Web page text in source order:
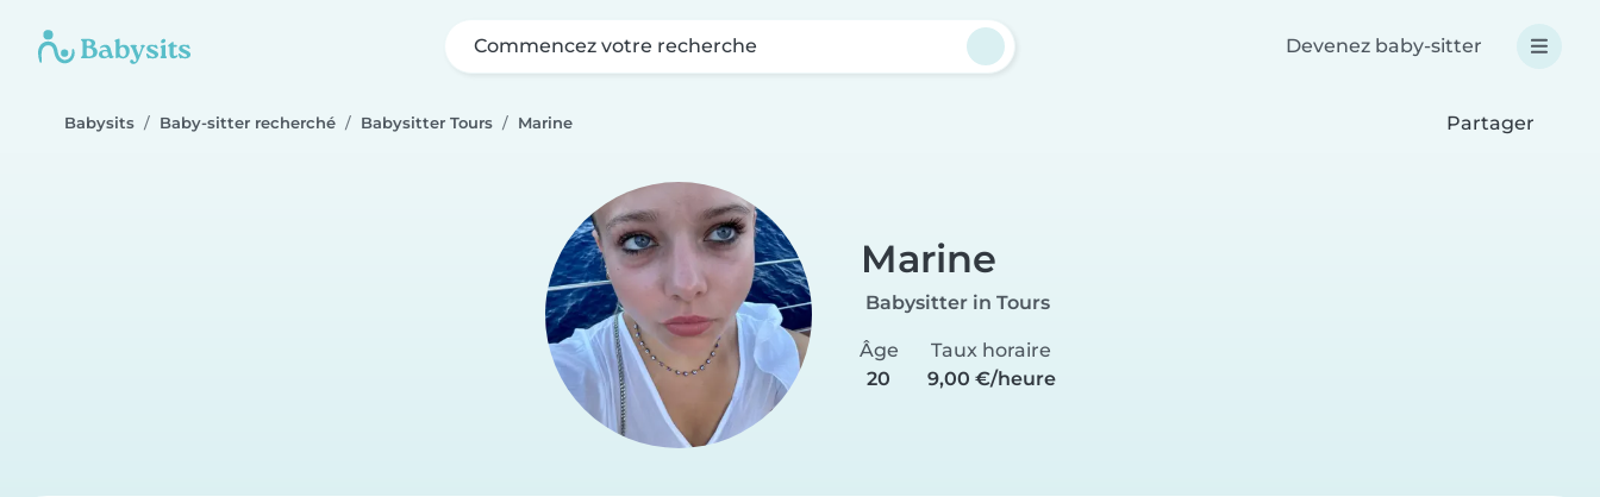
Commencez votre recherche Devenez baby-sitter
Babysits Baby-sitter recherché Babysitter Tours Marine Partager
Marine
Babysitter in Tours
Âge
20
Taux horaire
9,00 €/heure